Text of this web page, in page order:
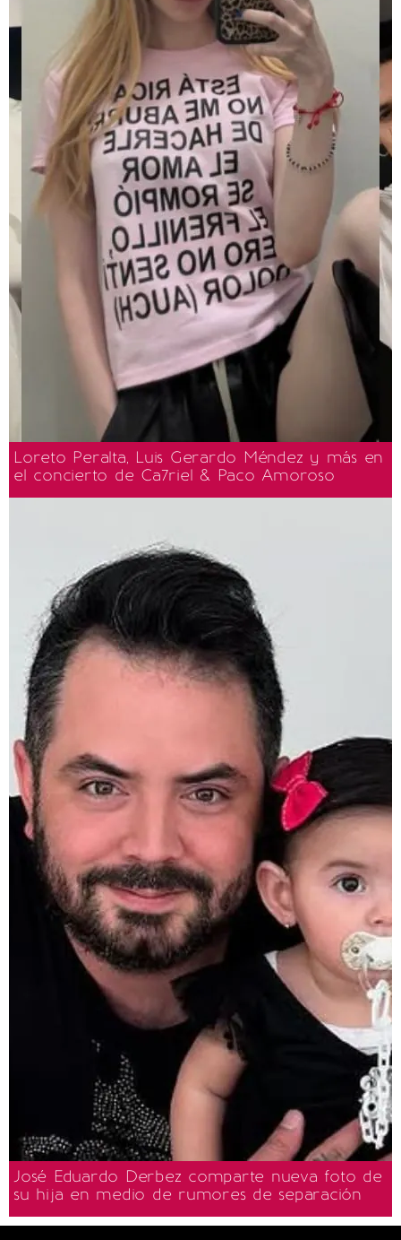
Loreto Peralta, Luis Gerardo Méndez y más en
el concierto de Ca7riel & Paco Amoroso
José Eduardo Derbez comparte nueva foto de
su hija en medio de rumores de separación